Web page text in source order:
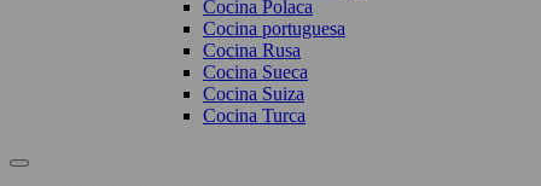
Cocina Polaca
Cocina portuguesa
Cocina Rusa
Cocina Sueca
Cocina Suiza
Cocina Turca